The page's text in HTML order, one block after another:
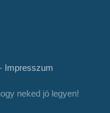
- Impresszum
neked jó legyen!